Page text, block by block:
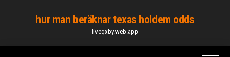
content
hur man beräknar texas holdem odds
liveqxby.web.app